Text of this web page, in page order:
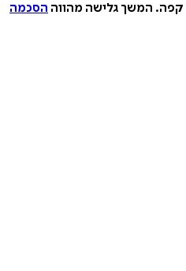
המשך גלישה מהווההסכמה